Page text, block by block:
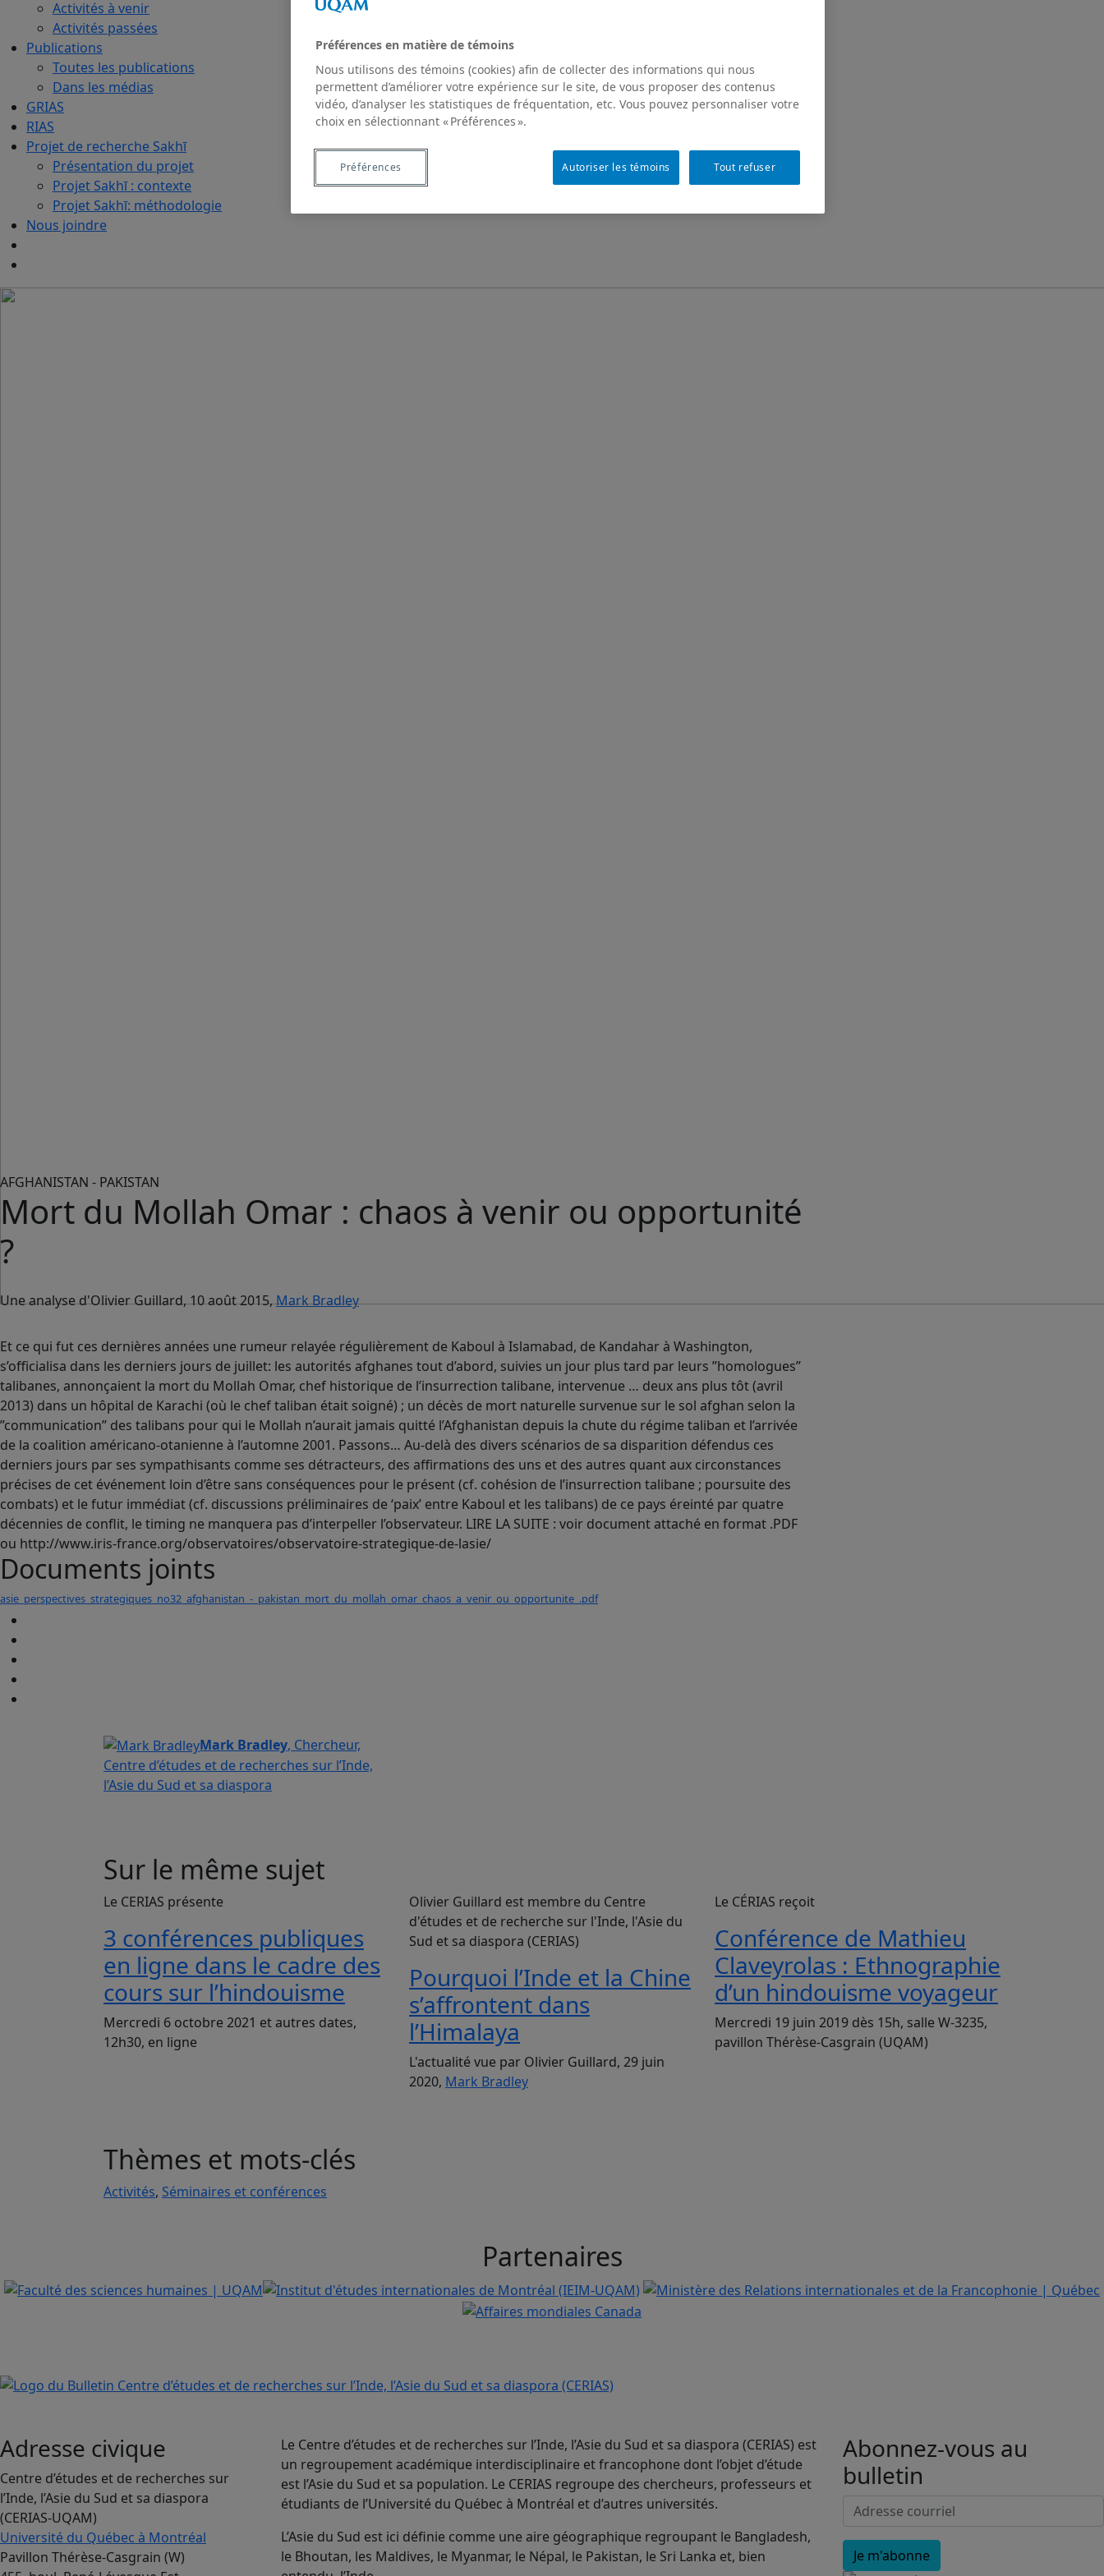
Activités à venir
Activités passées
Publications
Toutes les publications
Dans les médias
GRIAS
RIAS
Projet de recherche Sakhī
Présentation du projet
Projet Sakhī : contexte
Projet Sakhī: méthodologie
Nous joindre
AFGHANISTAN - PAKISTAN
Mort du Mollah Omar : chaos à venir ou opportunité
?
Une analyse d'Olivier Guillard, 10 août 2015,Mark Bradley
Et ce qui fut ces dernières années une rumeur relayée régulièrement de Kaboul à Islamabad, de Kandahar à Washington,
s’officialisa dans les derniers jours de juillet: les autorités afghanes tout d’abord, suivies un jour plus tard par leurs ’’homologues’’
talibanes, annonçaient la mort du Mollah Omar, chef historique de l’insurrection talibane, intervenue … deux ans plus tôt (avril
2013) dans un hôpital de Karachi (où le chef taliban était soigné) ; un décès de mort naturelle survenue sur le sol afghan selon la
’’communication’’ des talibans pour qui le Mollah n’aurait jamais quitté l’Afghanistan depuis la chute du régime taliban et l’arrivée
de la coalition américano-otanienne à l’automne 2001. Passons… Au-delà des divers scénarios de sa disparition défendus ces
derniers jours par ses sympathisants comme ses détracteurs, des affirmations des uns et des autres quant aux circonstances
précises de cet événement loin d’être sans conséquences pour le présent (cf. cohésion de l’insurrection talibane ; poursuite des
combats) et le futur immédiat (cf. discussions préliminaires de ‘paix’ entre Kaboul et les talibans) de ce pays éreinté par quatre
décennies de conflit, le timing ne manquera pas d’interpeller l’observateur. LIRE LA SUITE : voir document attaché en format .PDF
ou http://www.iris-france.org/observatoires/observatoire-strategique-de-lasie/
Documents joints
asie_perspectives_strategiques_no32_afghanistan_-_pakistan_mort_du_mollah_omar_chaos_a_venir_ou_opportunite_.pdf
Mark Bradley, Chercheur,
Centre d’études et de recherches sur l’Inde,
l’Asie du Sud et sa diaspora
Sur le même sujet
Le CERIAS présente
3 conférences publiques
en ligne dans le cadre des
cours sur l’hindouisme
Mercredi 6 octobre 2021 et autres dates,
12h30, en ligne
Olivier Guillard est membre du Centre
d'études et de recherche sur l'Inde, l'Asie du
Sud et sa diaspora (CERIAS)
Pourquoi l’Inde et la Chine
s’affrontent dans
l’Himalaya
L'actualité vue par Olivier Guillard, 29 juin
2020, Mark Bradley
Le CÉRIAS reçoit
Conférence de Mathieu
Claveyrolas : Ethnographie
d’un hindouisme voyageur
Mercredi 19 juin 2019 dès 15h, salle W-3235,
pavillon Thérèse-Casgrain (UQAM)
Thèmes et mots-clés
Activités, Séminaires et conférences
Partenaires
Adresse civique
Centre d’études et de recherches sur
l’Inde, l’Asie du Sud et sa diaspora
(CERIAS-UQAM)
Université du Québec à Montréal
Pavillon Thérèse-Casgrain (W)
Le Centre d’études et de recherches sur l’Inde, l’Asie du Sud et sa diaspora (CERIAS) est
un regroupement académique interdisciplinaire et francophone dont l’objet d’étude
est l’Asie du Sud et sa population. Le CERIAS regroupe des chercheurs, professeurs et
étudiants de l’Université du Québec à Montréal et d’autres universités.
L’Asie du Sud est ici définie comme une aire géographique regroupant le Bangladesh,
le Bhoutan, les Maldives, le Myanmar, le Népal, le Pakistan, le Sri Lanka et, bien
Abonnez-vous au
bulletin
Préférences en matière de témoins
Nous utilisons des témoins (cookies) afin de collecter des informations qui nous
permettent d’améliorer votre expérience sur le site, de vous proposer des contenus
vidéo, d’analyser les statistiques de fréquentation, etc. Vous pouvez personnaliser votre
choix en sélectionnant « Préférences ».
Tout refuser
Autoriser les témoins
Préférences